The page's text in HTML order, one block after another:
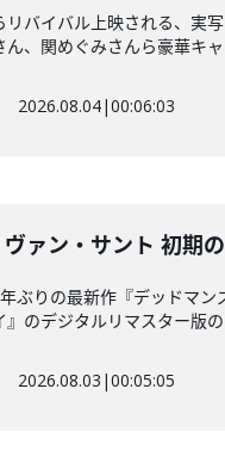
リバイバル上映される、実
ん、関めぐみさんら豪華キ
2026.08.04|00:06:03
ヴァン・サント 初期
ぶりの最新作『デッドマ
』のデジタルリマスター版
2026.08.03 |00:05:05